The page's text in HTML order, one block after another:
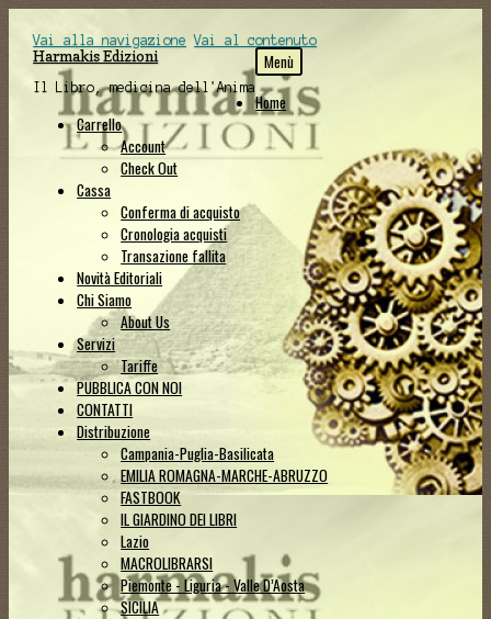
Vai alla navigazione Vai al contenuto
Harmakis Edizioni
Il Libro, medicina dell'Anima
Menù
Home
Carrello
Account
Check Out
Cassa
Conferma di acquisto
Cronologia acquisti
Transazione fallita
Novità Editoriali
Chi Siamo
About Us
Servizi
Tariffe
PUBBLICA CON NOI
CONTATTI
Distribuzione
Campania-Puglia-Basilicata
EMILIA ROMAGNA-MARCHE-ABRUZZO
FASTBOOK
IL GIARDINO DEI LIBRI
Lazio
MACROLIBRARSI
Piemonte - Liguria - Valle D’Aosta
SICILIA